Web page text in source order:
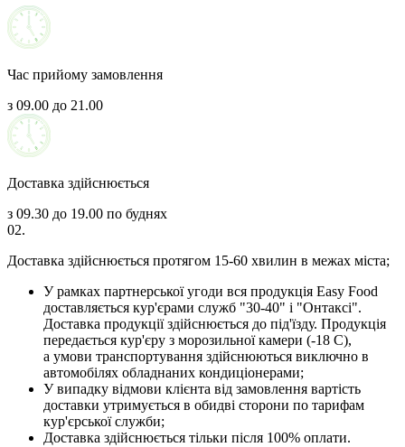
Час прийому замовлення
з 09.00 до 21.00
Доставка здійснюється
з 09.30 до 19.00 по буднях
02.
Доставка здійснюється протягом 15-60 хвилин в межах міста;
У рамках партнерської угоди вся продукція Easy Food
доставляється кур'єрами служб "30-40" і "Онтаксі".
Доставка продукції здійснюється до під'їзду. Продукція
передається кур'єру з морозильної камери (-18 С),
а умови транспортування здійснюються виключно в
автомобілях обладнаних кондиціонерами;
У випадку відмови клієнта від замовлення вартість
доставки утримується в обидві сторони по тарифам
кур'єрської служби;
Доставка здійснюється тільки після 100% оплати.